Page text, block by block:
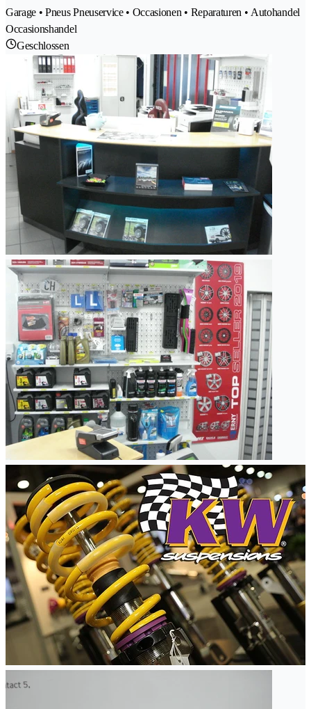
Garage • Pneus Pneuservice • Occasionen • Reparaturen • Autohandel
Occasionshandel
Geschlossen